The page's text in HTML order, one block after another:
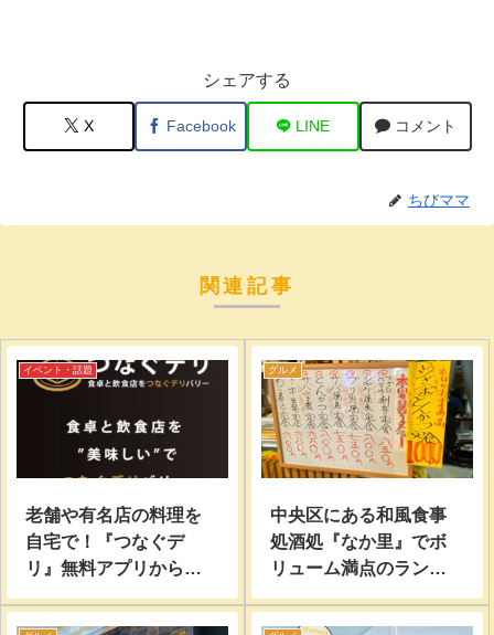
シェアする
X Facebook LINE コメント
ちびママ
関連記事
イベント・話題
老舗や有名店の料理を
自宅で！『つなぐデ
リ』無料アプリから注
文、地域特化型デリバ
グルメ
中央区にある和風食事
処酒処『なか里』でボ
リューム満点のランチ
を食べてきた。